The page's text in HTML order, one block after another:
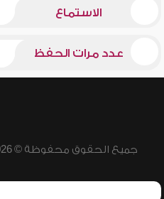
الاستماع
عدد مرات الحفظ
جميع الحقوق محفوظة © 2026 - 1998 لشبكة إسلام ويب